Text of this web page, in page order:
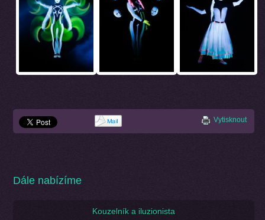
Vytisknout
Dále nabízíme
Kouzelník a iluzionista